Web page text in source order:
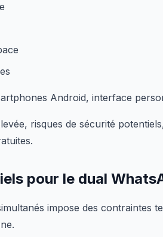
Android, interface
risques de sécurité
pour le dual
impose des contraintes